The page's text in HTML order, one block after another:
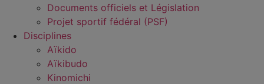
Documents officiels et Législation
Projet sportif fédéral (PSF)
Disciplines
Aïkido
Aïkibudo
Kinomichi